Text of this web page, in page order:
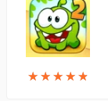
★★★★★
★★★★★